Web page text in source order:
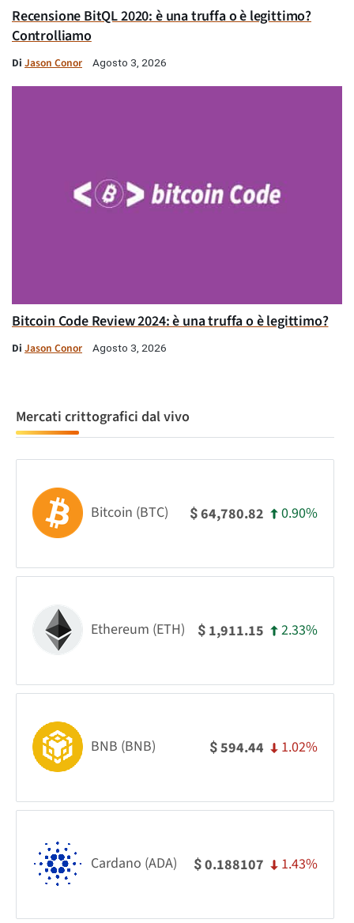
Recensione BitQL 2020: è una truffa o è legittimo?
Controlliamo
Di Jason Conor Agosto 3, 2026
Bitcoin Code Review 2024: è una truffa o è legittimo?
Di Jason Conor Agosto 3, 2026
Mercati crittografici dal vivo
Bitcoin (BTC) $64,780.82 0.90%
Ethereum (ETH) $ 1,911.15 2.33%
BNB (BNB) $594.44 1.02%
Cardano (ADA) $0.188107 1.43%